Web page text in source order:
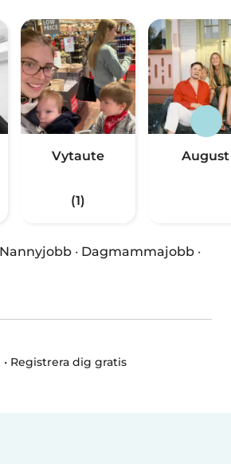
Vytaute
(1)
August
Nannyjobb · Dagmammajobb ·
• Registrera dig gratis